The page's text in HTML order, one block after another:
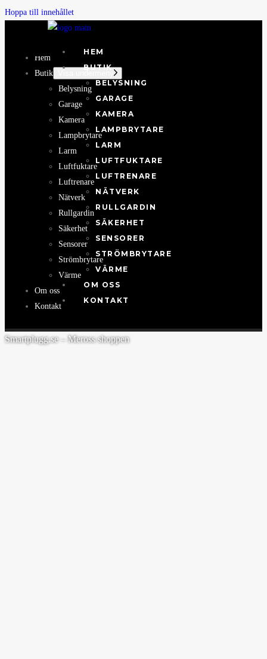
Hoppa till innehållet
HEM
BUTIK
BELYSNING
GARAGE
KAMERA
LAMPBRYTARE
LARM
LUFTFUKTARE
LUFTRENARE
NÄTVERK
RULLGARDIN
SÄKERHET
SENSORER
STRÖMBRYTARE
VÄRME
OM OSS
KONTAKT
Hem
Butik
Belysning
Garage
Kamera
Lampbrytare
Larm
Luftfuktare
Luftrenare
Nätverk
Rullgardin
Säkerhet
Sensorer
Strömbrytare
Värme
Om oss
Kontakt
Smartplugg.se – Meross shoppen